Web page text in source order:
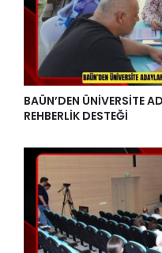
BAÜN’DEN ÜNİVERSİTE
REHBERLİK DESTEĞİ